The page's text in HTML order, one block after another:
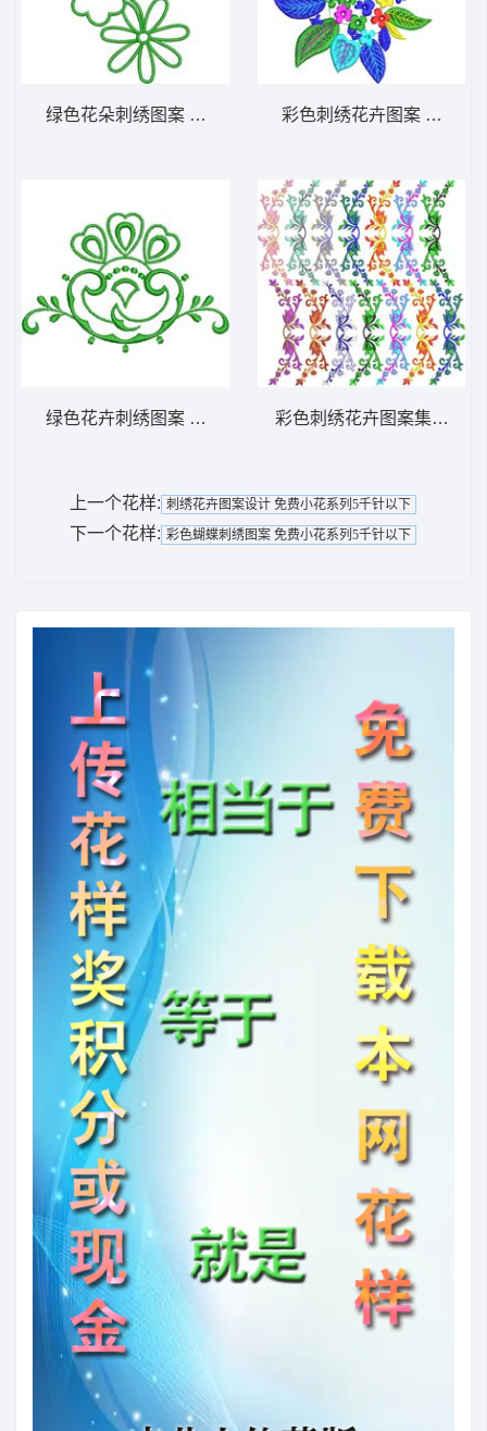
绿色花朵刺绣图案 免费小花系列5千针以下
绿色花卉刺绣图案 免费小花系列5千针以下
彩色刺绣花卉图案 免费大
彩色刺绣花卉图案集合 免
上一个花样: 刺绣花卉图案设计 免费小花系列5千针以下
下一个花样: 彩色蝴蝶刺绣图案 免费小花系列5千针以下